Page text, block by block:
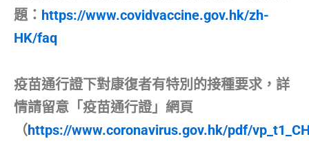
題： https://www.covidvaccine.gov.hk/zh-
HK/faq
疫苗通行證下對康復者有特別的接種要求，詳
情請留意「疫苗通行證」網頁
（https://www.coronavirus.gov.hk/pdf/